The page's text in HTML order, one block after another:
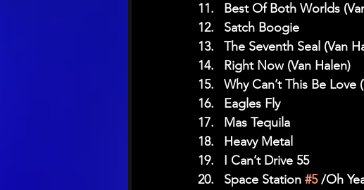
Best Of Both Worlds
Satch Boogie
The Seventh Seal (Van
Right Now (Van Halen)
Why Can’t This Be Love
Eagles Fly
Mas Tequila
Heavy Metal
I Can’t Drive 55
Space Station #5 /Oh